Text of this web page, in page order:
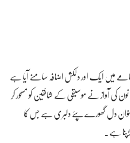
میں ایک اور دلکش اضافہ سامنے آیا ہے
کی آواز نے موسیقی کے شائقین کو مسحور کر
دل گھورے پئے دلبری ہے جس کا
ہے۔